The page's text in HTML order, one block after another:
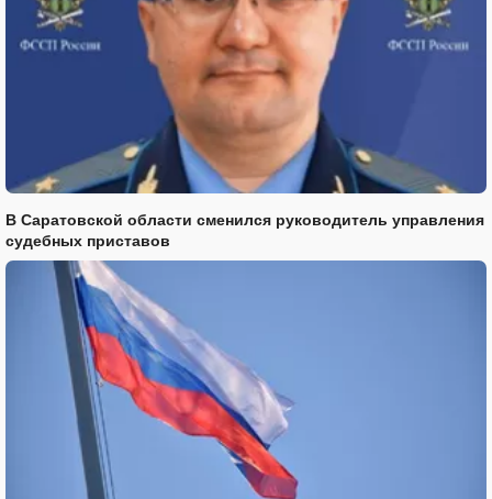
В Саратовской области сменился руководитель управления
судебных приставов